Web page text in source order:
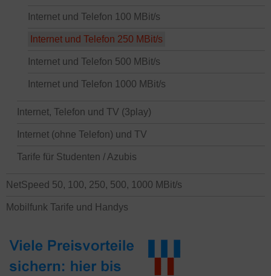
Internet und Telefon 100 MBit/s
Internet und Telefon 250 MBit/s
Internet und Telefon 500 MBit/s
Internet und Telefon 1000 MBit/s
Internet, Telefon und TV (3play)
Internet (ohne Telefon) und TV
Tarife für Studenten / Azubis
NetSpeed 50, 100, 250, 500, 1000 MBit/s
Mobilfunk Tarife und Handys